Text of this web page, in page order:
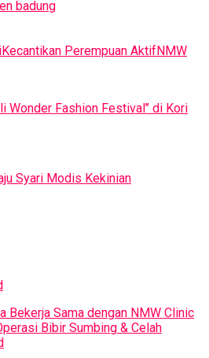
Kecantikan Perempuan AktifNMW
Wonder Fashion Festival’’ di Kori
Syari Modis Kekinian
Bekerja Sama dengan NMW Clinic
Bibir Sumbing & Celah